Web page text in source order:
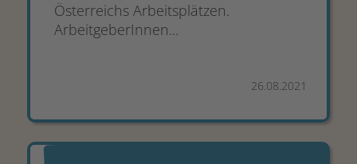
Österreichs Arbeitsplätzen.
ArbeitgeberInnen...
26.08.2021